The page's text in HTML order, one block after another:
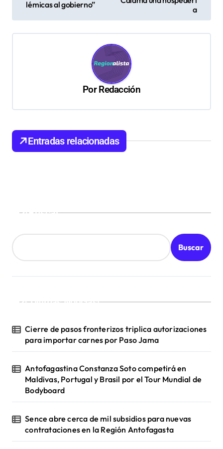
e
g
d
e
d
s
lémicas al gobierno”
a
PorRedacción
Entradas relacionadas
Buscar
Buscar
¡Ultimas Noticias!
Cierre de pasos fronterizos triplica autorizaciones
para importar carnes por Paso Jama
Antofagastina Constanza Soto competirá en
Maldivas, Portugal y Brasil por el Tour Mundial de
Bodyboard
Sence abre cerca de mil subsidios para nuevas
contrataciones en la Región Antofagasta